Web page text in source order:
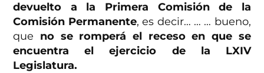
devuelto a la Primera Comisión de la
Comisión Permanente, es decir… … … bueno,
que no se romperá el receso en que se
encuentra el ejercicio de la LXIV
Legislatura.